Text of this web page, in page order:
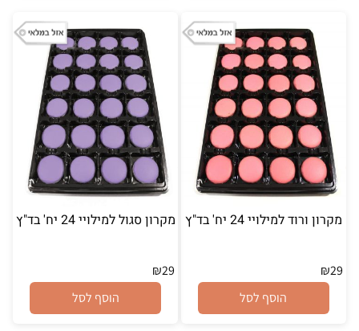
מקרון ורוד למילויי 24 יח' בד"ץ
₪29
הוסף לסל
מקרון סגול למילויי 24 יח' בד"ץ
₪29
הוסף לסל